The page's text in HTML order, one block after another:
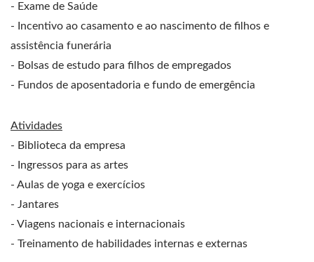
- Exame de Saúde
- Incentivo ao casamento e ao nascimento de filhos e
assistência funerária
- Bolsas de estudo para filhos de empregados
- Fundos de aposentadoria e fundo de emergência
Atividades
- Biblioteca da empresa
- Ingressos para as artes
- Aulas de yoga e exercícios
- Jantares
- Viagens nacionais e internacionais
- Treinamento de habilidades internas e externas